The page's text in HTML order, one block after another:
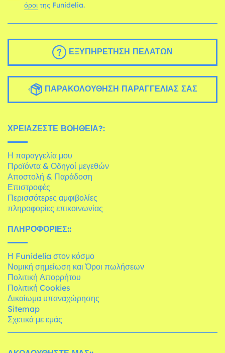
όροι της Funidelia.
ΕΞΥΠΗΡΈΤΗΣΗ ΠΕΛΑΤΏΝ
ΠΑΡΑΚΟΛΟΎΘΗΣΗ ΠΑΡΑΓΓΕΛΊΑΣ ΣΑΣ
ΧΡΕΙΆΖΕΣΤΕ ΒΟΉΘΕΙΑ?:
Η παραγγελία μου
Προϊόντα & Οδηγοί μεγεθών
Αποστολή & Παράδοση
Επιστροφές
Περισσότερες αμφιβολίες
πληροφορίες επικοινωνίας
ΠΛΗΡΟΦΟΡΊΕΣ::
Η Funidelia στον κόσμο
Νομική σημείωση και Όροι πωλήσεων
Πολιτική Απορρήτου
Πολιτική Cookies
Δικαίωμα υπαναχώρησης
Sitemap
Σχετικά με εμάς